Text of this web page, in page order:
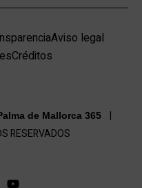
Aviso legal
Créditos
de Mallorca 365
|
RESERVADOS